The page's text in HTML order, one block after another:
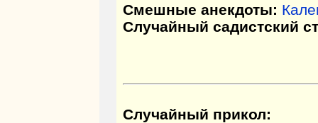
Смешные анекдоты:
Случайный садистский
Случайный прикол: